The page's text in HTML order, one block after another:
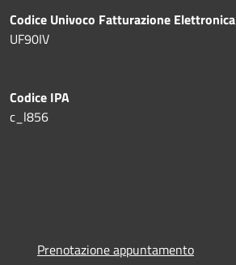
Codice Univoco Fatturazione Elettronica
UF90IV
Codice IPA
c_l856
Prenotazione appuntamento